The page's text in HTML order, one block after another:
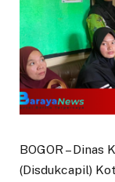
BOGOR –
(Disdukcapil)